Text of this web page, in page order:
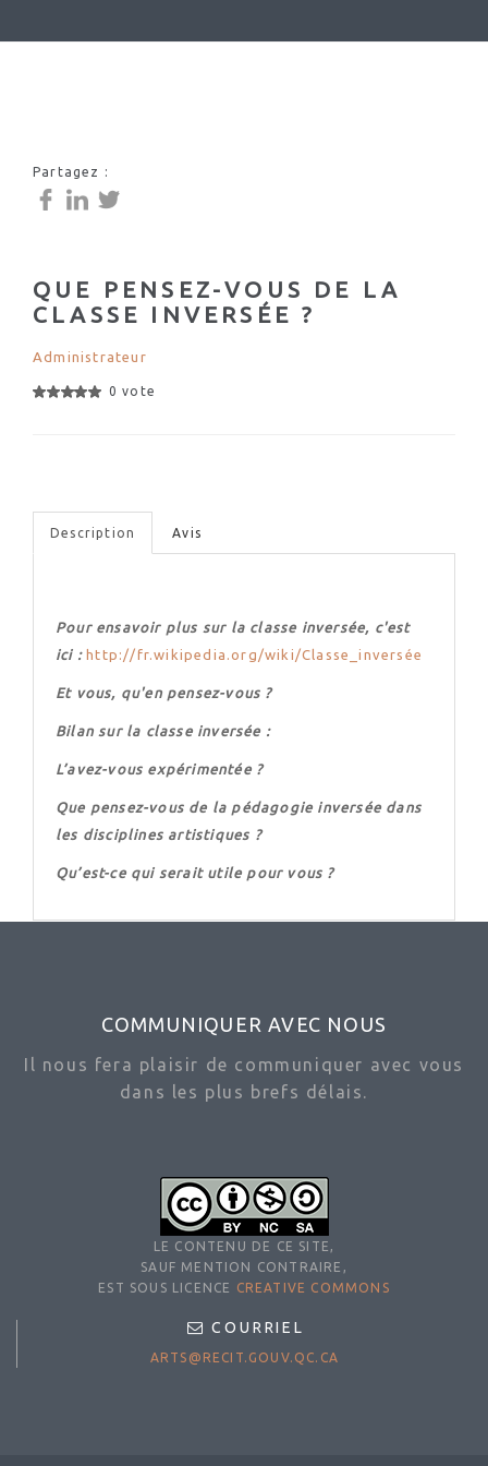
Partagez :
QUE PENSEZ-VOUS DE LA
CLASSE INVERSÉE ?
Administrateur
0 vote
Description Avis
Pour ensavoir plus sur la classe inversée, c'est
ici : http://fr.wikipedia.org/wiki/Classe_inversée
Et vous, qu'en pensez-vous ?
Bilan sur la classe inversée :
L’avez-vous expérimentée ?
Que pensez-vous de la pédagogie inversée dans
les disciplines artistiques ?
Qu’est-ce qui serait utile pour vous ?
COMMUNIQUER AVEC NOUS
Il nous fera plaisir de communiquer avec vous
dans les plus brefs délais.
LE CONTENU DE CE SITE,
SAUF MENTION CONTRAIRE,
EST SOUS LICENCE
CREATIVE COMMONS
COURRIEL
ARTS@RECIT.GOUV.QC.CA